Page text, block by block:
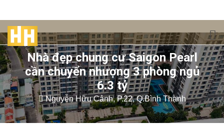
Nhà đẹp chung cư Saigon Pearl
cần chuyển nhượng 3 phòng ngủ
6.3 tỷ
Nguyễn Hữu Cảnh, P.22, Q.Bình Thạnh